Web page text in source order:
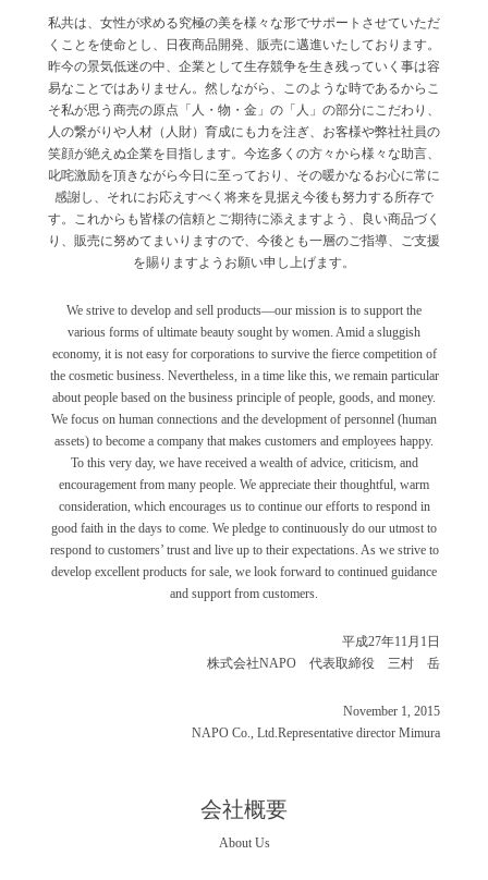
私共は、女性が求める究極の美を様々な形でサポートさせていただ
くことを使命とし、日夜商品開発、販売に邁進いたしております。
昨今の景気低迷の中、企業として生存競争を生き残っていく事は容
易なことではありません。然しながら、このような時であるからこ
そ私が思う商売の原点「人・物・金」の「人」の部分にこだわり、
人の繋がりや人材（人財）育成にも力を注ぎ、お客様や弊社社員の
笑顔が絶えぬ企業を目指します。今迄多くの方々から様々な助言、
叱咤激励を頂きながら今日に至っており、その暖かなるお心に常に
感謝し、それにお応えすべく将来を見据え今後も努力する所存で
す。これからも皆様の信頼とご期待に添えますよう、良い商品づく
り、販売に努めてまいりますので、今後とも一層のご指導、ご支援
を賜りますようお願い申し上げます。
We strive to develop and sell products—our mission is to support the
various forms of ultimate beauty sought by women. Amid a sluggish
economy, it is not easy for corporations to survive the fierce competition of
the cosmetic business. Nevertheless, in a time like this, we remain particular
about people based on the business principle of people, goods, and money.
We focus on human connections and the development of personnel (human
assets) to become a company that makes customers and employees happy.
To this very day, we have received a wealth of advice, criticism, and
encouragement from many people. We appreciate their thoughtful, warm
consideration, which encourages us to continue our efforts to respond in
good faith in the days to come. We pledge to continuously do our utmost to
respond to customers’ trust and live up to their expectations. As we strive to
develop excellent products for sale, we look forward to continued guidance
and support from customers.
平成27年11月1日
株式会社NAPO 代表取締役 三村 岳
November 1, 2015
NAPO Co., Ltd.Representative director Mimura
会社概要
About Us